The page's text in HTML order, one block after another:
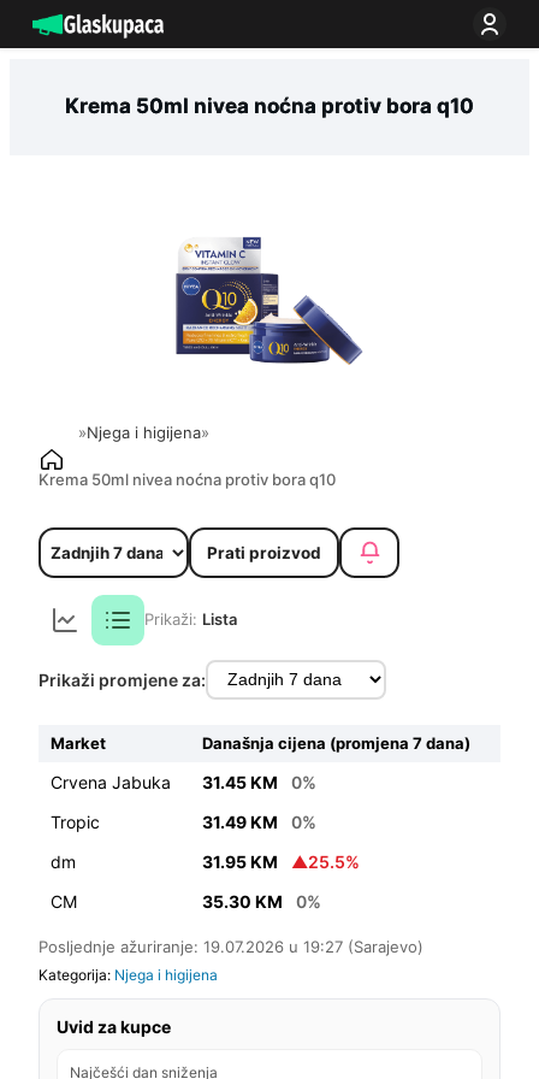
na
Krema 50ml nivea noćna protiv bora q10
»Njega i higijena»
Krema 50ml nivea noćna protiv bora q10
Prati proizvod
Prikaži: Lista
Prikaži promjene za:
Market Današnja cijena (promjena 7 dana)
Crvena Jabuka 31.45 KM
0%
Tropic
31.49 KM
0%
dm
31.95 KM
▲25.5%
CM
35.30 KM 0%
Posljednje ažuriranje: 19.07.2026 u 19:27 (Sarajevo)
Kategorija: Njega i higijena
Uvid za kupce
Najčešći dan sniženja